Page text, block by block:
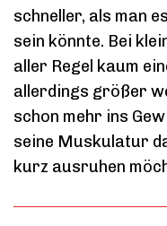
schneller, als man
sein könnte. Bei
aller Regel kaum
allerdings größer
schon mehr ins
seine Muskulatur
kurz ausruhen